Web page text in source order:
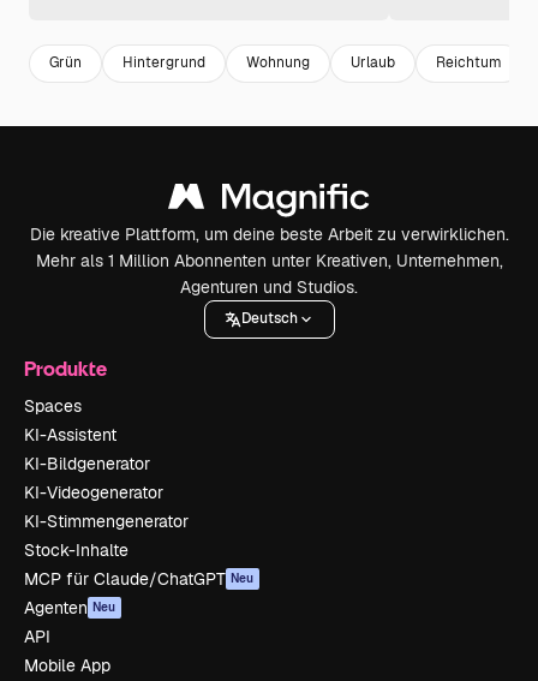
Grün Hintergrund Wohnung Urlaub Reichtum
Die kreative Plattform, um deine beste Arbeit zu verwirklichen.
Mehr als 1 Million Abonnenten unter Kreativen, Unternehmen,
Agenturen und Studios.
Deutsch
Produkte
Spaces
KI-Assistent
KI-Bildgenerator
KI-Videogenerator
KI-Stimmengenerator
Stock-Inhalte
MCP für Claude/ChatGPT Neu
Agenten Neu
API
Mobile App